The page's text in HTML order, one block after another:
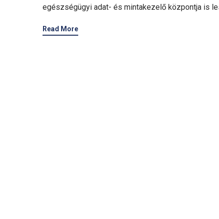
egészségügyi adat- és mintakezelő központja is
Read More